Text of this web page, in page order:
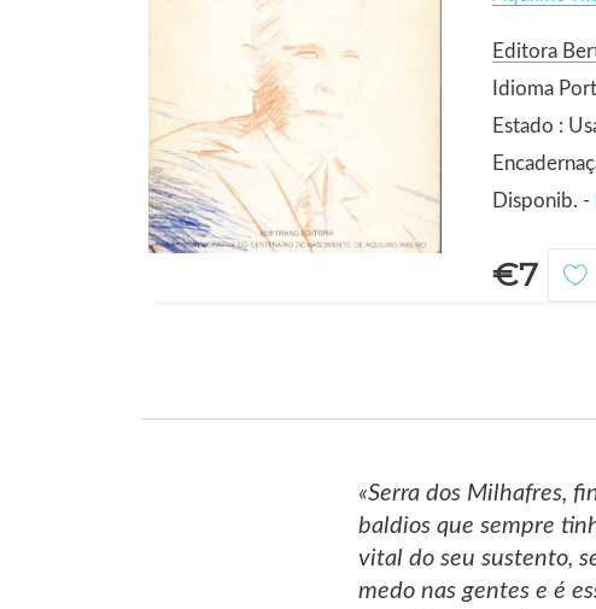
Editora
Idioma
Estado :
Disponib. -
€7
«Serra dos Milhafres,
baldios que sempre
vital do seu sustento,
medo nas gentes e é